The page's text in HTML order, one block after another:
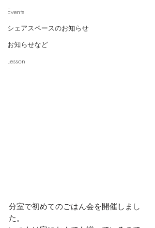
Events
シェアスペースのお知らせ
お知らせなど
Lesson
分室で初めてのごはん会を開催しまし
た。